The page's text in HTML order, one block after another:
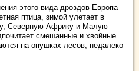
этого вида дроздов Европа
птица, зимой улетает в
Северную Африку и Малую
смешанные и хвойные
на опушках лесов, недалеко